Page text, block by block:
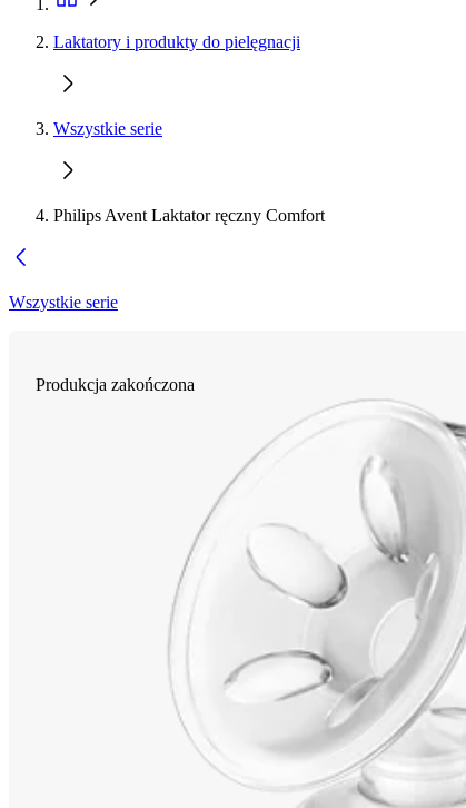
Laktatory i produkty do pielęgnacji
Wszystkie serie
Philips Avent Laktator ręczny Comfort
Wszystkie serie
Produkcja zakończona